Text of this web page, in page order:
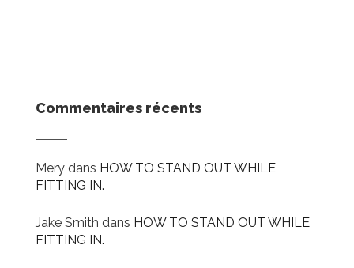
Commentaires récents
Merydans HOW TO STAND OUT WHILE
FITTING IN.
Jake Smith dans HOW TO STAND OUT WHILE
FITTING IN.